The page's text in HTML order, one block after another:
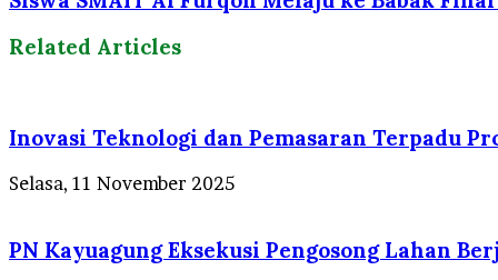
Related Articles
Inovasi Teknologi dan Pemasaran Terpadu
Selasa, 11 November 2025
PN Kayuagung Eksekusi Pengosong Lahan